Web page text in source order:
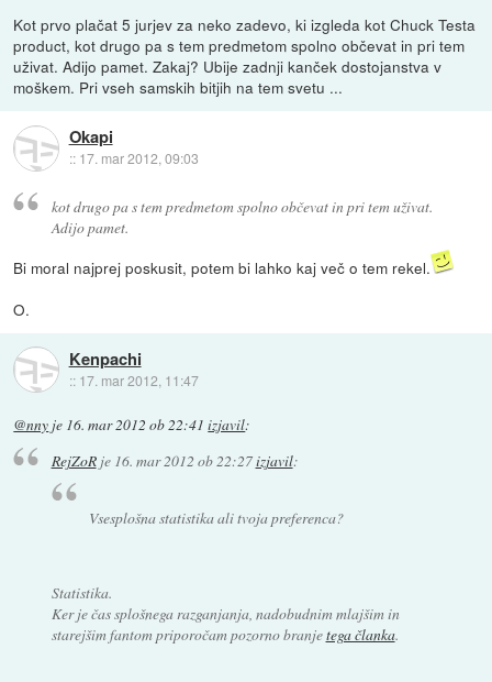
Kot prvo plačat 5 jurjev za neko zadevo, ki izgleda kot Chuck Testa
product, kot drugo pa s tem predmetom spolno občevat in pri tem
uživat. Adijo pamet. Zakaj? Ubije zadnji kanček dostojanstva v
moškem. Pri vseh samskih bitjih na tem svetu ...
Okapi
:: 17. mar 2012, 09:03
kot drugo pa s tem predmetom spolno občevat in pri tem uživat.
Adijo pamet.
Bi moral najprej poskusit, potem bi lahko kaj več o tem rekel.
O.
Kenpachi
:: 17. mar 2012, 11:47
@nny je 16. mar 2012 ob 22:41 izjavil:
RejZoRje 16. mar 2012 ob 22:27izjavil:
Vsesplošna statistika ali tvoja preferenca?
Statistika.
Ker je čas splošnega razganjanja, nadobudnim mlajšim in
starejšim fantom priporočam pozorno branjetega članka.